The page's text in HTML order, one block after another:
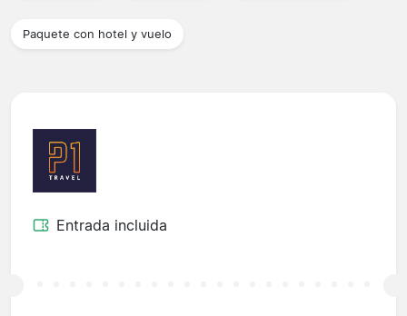
Paquete con hotel y vuelo
Entrada incluida